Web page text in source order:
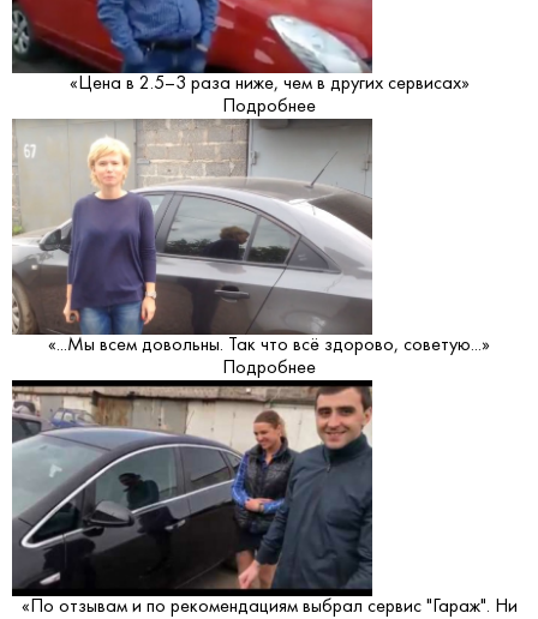
«Цена в 2.5–3 раза ниже, чем в других сервисах»
Подробнее
«...Мы всем довольны. Так что всё здорово, советую...»
Подробнее
«По отзывам и по рекомендациям выбрал сервис "Гараж". Ни